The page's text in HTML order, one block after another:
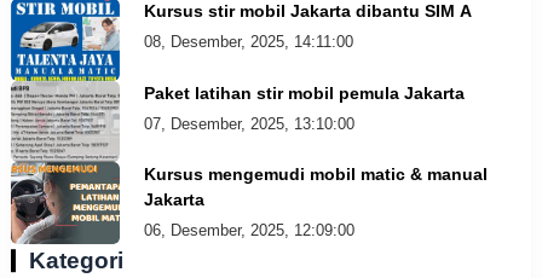
Kursus stir mobil Jakarta dibantu SIM A
08, Desember, 2025, 14:11:00
Paket latihan stir mobil pemula Jakarta
07, Desember, 2025, 13:10:00
Kursus mengemudi mobil matic & manual
Jakarta
06, Desember, 2025, 12:09:00
Kategori